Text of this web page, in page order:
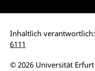
Inhaltlich verantwortlich:
6111
© 2026 Universität Erfurt